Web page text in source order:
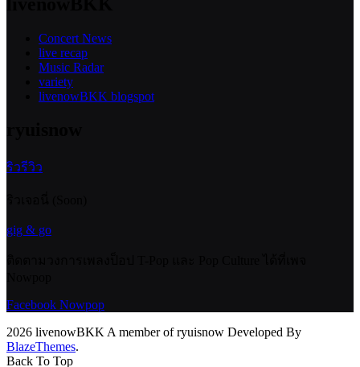
Concert News
live recap
Music Radar
variety
livenowBKK blogspot
ริวรีวิว
gig & go
Facebook Nowpop
2026 livenowBKK A member of ryuisnow Developed By
BlazeThemes.
Back To Top